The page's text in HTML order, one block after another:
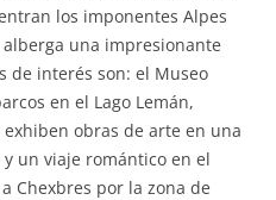
los imponentes Alpes
alberga una impresionante
de interés son: el Museo
en el Lago Lemán,
obras de arte en una
un viaje romántico en el
Chexbres por la zona de